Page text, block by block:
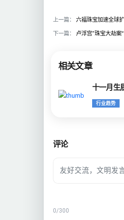
上一篇：
六福珠宝加速全球
下一篇：
卢浮宫“珠宝大劫案
相关文章
十一月生
行业趋势
评论
0/300